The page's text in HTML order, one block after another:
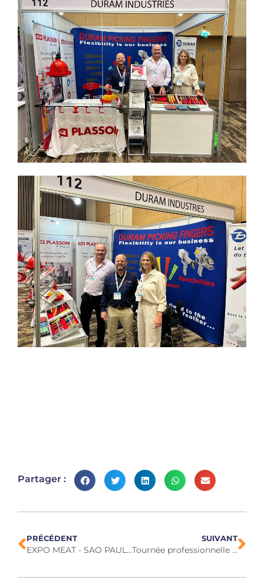
Partager :
PRÉCÉDENT
EXPO MEAT - SAO PAULO 24-26 septembre 2024
SUIVANT
Tournée professionnelle en Afrique du Sud octobre 2024